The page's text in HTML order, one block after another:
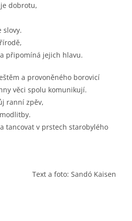
dobrotu,
slovy.
připomíná jejich hlavu.
a provoněného borovicí
věci spolu komunikují.
ranní zpěv,
tancovat v prstech starobylého
Text a foto: Sandó Kaisen